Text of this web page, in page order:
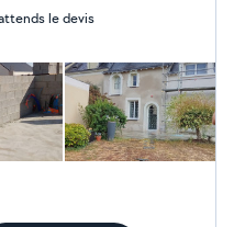
J’attends le devis